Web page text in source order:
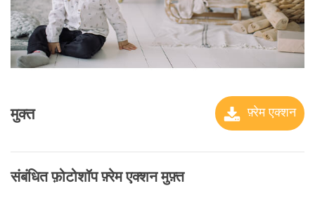
मुक्त फ़्रेम एक्शन
संबंधित फ़ोटोशॉप फ़्रेम एक्शन मुफ़्त